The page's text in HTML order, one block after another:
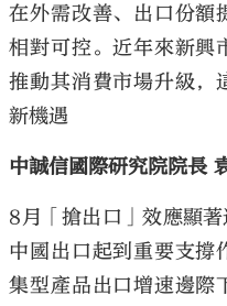
在外需改善、出口份額
相對可控。近年來新興
推動其消費市場升級，
新機遇
中誠信國際研究院院長
8月「搶出口」效應顯
中國出口起到重要支撐
集型產品出口增速邊際